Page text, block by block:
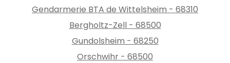
Gendarmerie BTA de Wittelsheim - 68310
Bergholtz-Zell - 68500
Gundolsheim - 68250
Orschwihr - 68500